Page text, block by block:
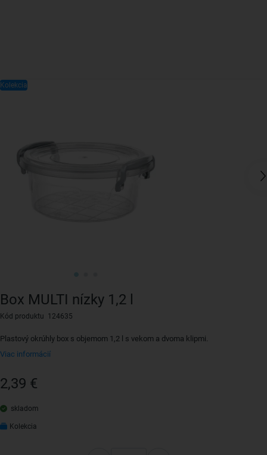
Box MULTI nízky 1,2 l
Kód produktu 124635
Plastový okrúhly box s objemom 1,2 l s vekom a dvoma klipmi.
Viac informácií
2,39 €
skladom
Kolekcia
Kolekcia